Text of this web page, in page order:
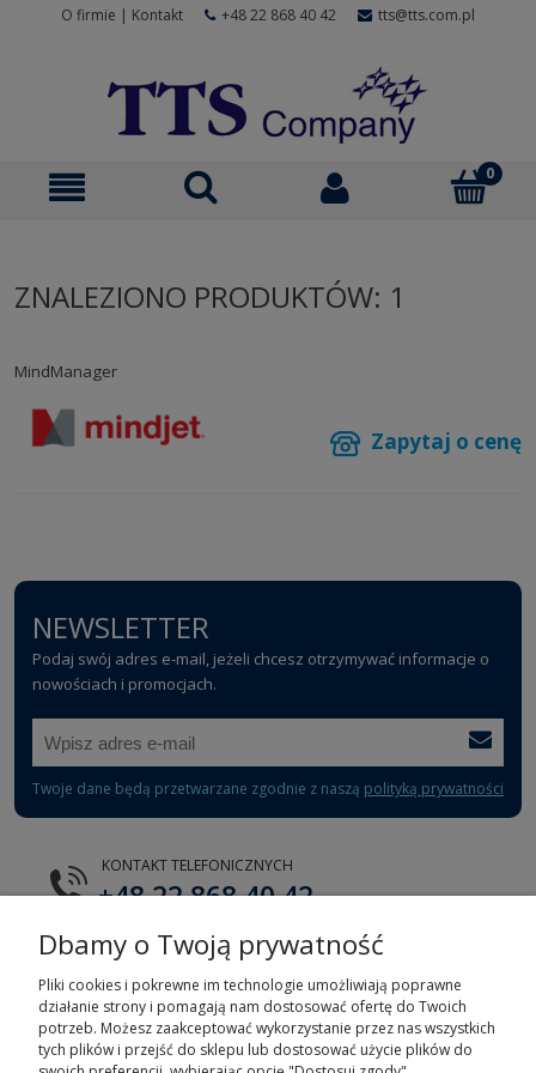
O firmie | Kontakt +48 22 868 40 42 tts@tts.com.pl
ZNALEZIONO PRODUKTÓW: 1
MindManager
Zapytaj o cenę
NEWSLETTER
Podaj swój adres e-mail, jeżeli chcesz otrzymywać informacje o
nowościach i promocjach.
Twoje dane będą przetwarzane zgodnie z naszą polityką prywatności
KONTAKT TELEFONICZNYCH
+48 22 868 40 42
E-MAIL
tts@tts.com.pl
Dbamy o Twoją prywatność
Pliki cookies i pokrewne im technologie umożliwiają poprawne
działanie strony i pomagają nam dostosować ofertę do Twoich
potrzeb. Możesz zaakceptować wykorzystanie przez nas wszystkich
tych plików i przejść do sklepu lub dostosować użycie plików do